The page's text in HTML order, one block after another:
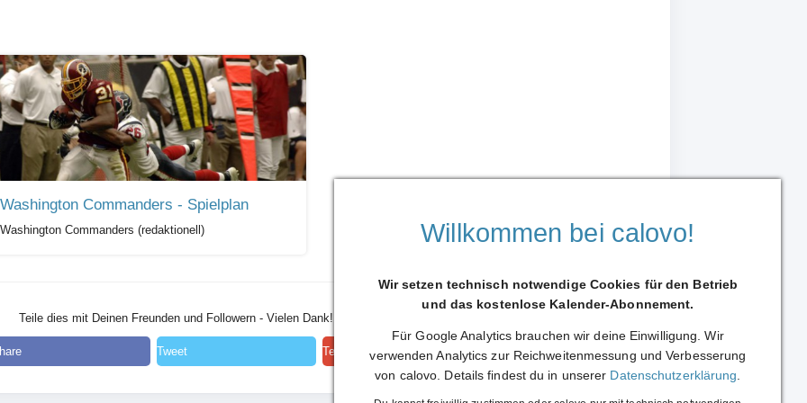
Washington Commanders - Spielplan
Washington Commanders (redaktionell)
Teile dies mit Deinen Freunden und Followern - Vielen Dank!
Tweet Teilen Weiterleiten
Willkommen bei calovo!
Wir setzen technisch notwendige Cookies für den Betrieb
und das kostenlose Kalender-Abonnement.
Für Google Analytics brauchen wir deine Einwilligung. Wir
verwenden Analytics zur Reichweitenmessung und Verbesserung
von calovo. Details findest du in unserer Datenschutzerklärung